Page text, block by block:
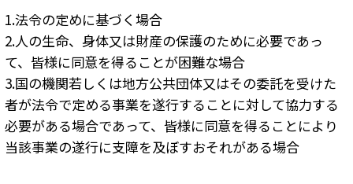
1.法令の定めに基づく場合
2.人の生命、身体又は財産の保護のために必要であっ
て、皆様に同意を得ることが困難な場合
3.国の機関若しくは地方公共団体又はその委託を受けた
者が法令で定める事業を遂行することに対して協力する
必要がある場合であって、皆様に同意を得ることにより
当該事業の遂行に支障を及ぼすおそれがある場合